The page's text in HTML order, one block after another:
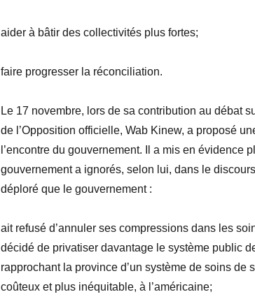
aider à bâtir des collectivités plus fortes;
faire progresser la réconciliation.
Le 17 novembre, lors de sa contribution au débat
de l’Opposition officielle, Wab Kinew, a proposé
l’encontre du gouvernement. Il a mis en évidence
gouvernement a ignorés, selon lui, dans le
déploré que le gouvernement:
ait refusé d’annuler ses compressions dans les
décidé de privatiser davantage le système public
rapprochant la province d’un système de soins de
coûteux et plus inéquitable, à l’américaine;